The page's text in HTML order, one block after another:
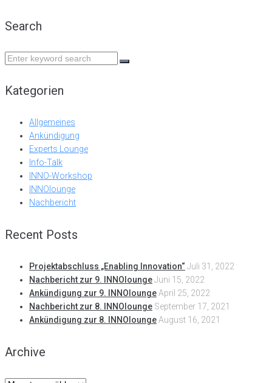
Search
Search
Kategorien
Allgemeines
Ankündigung
Experts Lounge
Info-Talk
INNO-Workshop
INNOlounge
Nachbericht
Recent Posts
Projektabschluss „Enabling Innovation“ Juli 31, 2022
Nachbericht zur 9. INNOloungeJuni 15, 2022
Ankündigung zur 9. INNOloungeApril 25, 2022
Nachbericht zur 8. INNOlounge September 17, 2021
Ankündigung zur 8. INNOloungeAugust 16, 2021
Archive